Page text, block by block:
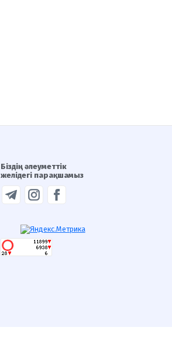
Біздің әлеуметтік
желідегі парақшамыз